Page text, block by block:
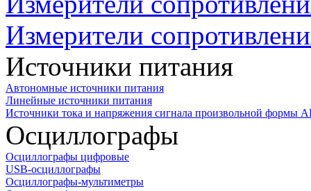
Измерители
Источники питания
Автономные источники питания
Линейные источники питания
Источники тока и напряжения сигнала произвольной формы
Осциллографы
Осциллографы цифровые
USB-осциллографы
Осциллографы-мультиметры